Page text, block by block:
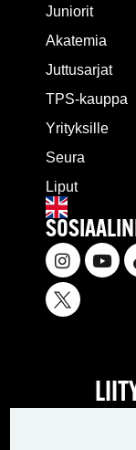
Juniorit
Akatemia
Juttusarjat
TPS-kauppa
Yrityksille
Seura
Liput